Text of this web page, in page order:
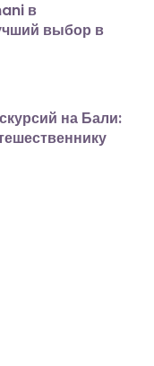
в
выбор в
на Бали: